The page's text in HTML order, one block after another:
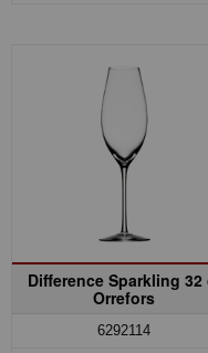
Difference Sparkling 32
Orrefors
6292114